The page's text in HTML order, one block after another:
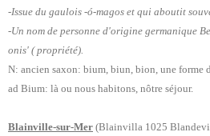
-Issue du gaulois -ó-magos et qui aboutit
-Un nom de personne d'origine germanique
onis' ( propriété).
N: ancien saxon: bium, biun, bion, une forme
ad Bium: là ou nous habitons, nôtre séjour.
Blainville-sur-Mer (Blainvilla 1025